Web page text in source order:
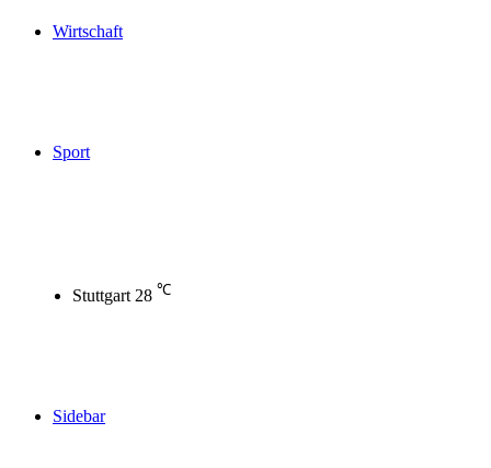
Wirtschaft
Sport
Stuttgart 28 ℃
Sidebar